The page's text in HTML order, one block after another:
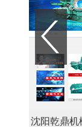
沈阳乾鼎机械